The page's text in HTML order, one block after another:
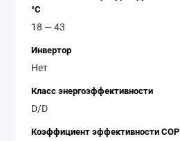
°C
18 — 43
Инвертор
Нет
Класс энергоэффективности
D/D
Коэффициент эффективности COP